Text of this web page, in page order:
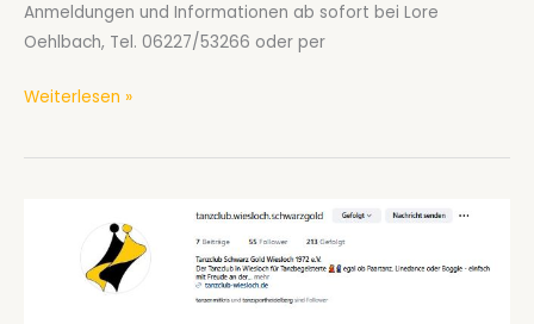
Anmeldungen und Informationen ab sofort bei Lore
Oehlbach, Tel. 06227/53266 oder per
Tanzspaß
Discofox
Weiterlesen »